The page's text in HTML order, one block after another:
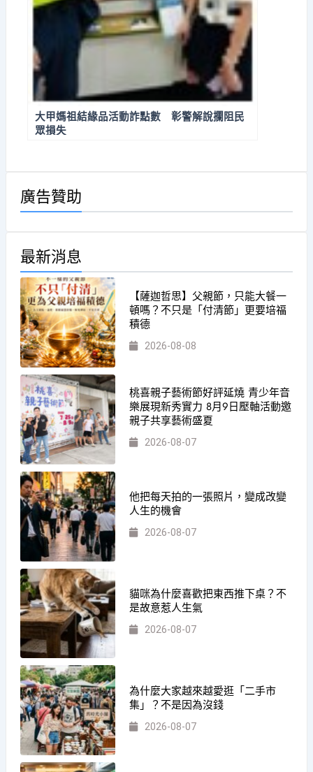
大甲媽祖結緣品活動詐點數 彰警解說攔阻民
眾損失
廣告贊助
最新消息
【薩迦哲思】父親節，只能大餐一
頓嗎？不只是「付清節」更要培福
積德
2026-08-08
桃喜親子藝術節好評延燒 青少年音
樂展現新秀實力 8月9日壓軸活動邀
親子共享藝術盛夏
2026-08-07
他把每天拍的一張照片，變成改變
人生的機會
2026-08-07
貓咪為什麼喜歡把東西推下桌？不
是故意惹人生氣
2026-08-07
為什麼大家越來越愛逛「二手市
集」？不是因為沒錢
2026-08-07